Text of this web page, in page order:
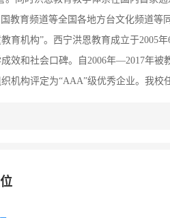
教育频道等全国各地方台文化频道等
育机构”。西宁洪恩教育成立于2005
效和社会口碑。自2006年—2017年被
机构评定为“AAA”级优秀企业。我